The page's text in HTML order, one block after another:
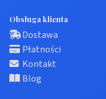
Obsługa klienta
Dostawa
Płatności
Kontakt
Blog